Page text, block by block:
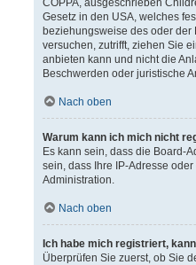
COPPA, ausgeschrieben
Gesetz in den USA, welches
beziehungsweise des oder der
versuchen, zutrifft, ziehen Sie
anbieten kann und nicht die
Beschwerden oder juristische
Nach oben
Warum kann ich mich nicht
Es kann sein, dass die Board-
sein, dass Ihre IP-Adresse
Administration.
Nach oben
Ich habe mich registriert,
Überprüfen Sie zuerst, ob Sie